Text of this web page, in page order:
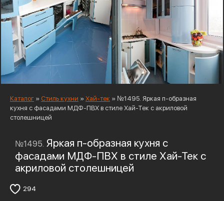
Каталог » Стиль кухни » Хай-тек » №1495. Яркая п-образная
кухня с фасадами МДФ-ПВХ в стиле Хай-Тек c акриловой
столешницей
№1495. Яркая п-образная кухня с
фасадами МДФ-ПВХ в стиле Хай-Тек c
акриловой столешницей
294